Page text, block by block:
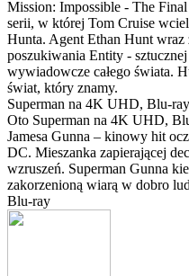
Mission: Impossible - The
serii, w której Tom Cruise
Hunta. Agent Ethan Hunt wraz
poszukiwania Entity -
wywiadowcze całego świata.
świat, który znamy.
Superman na 4K UHD, Blu-
Oto Superman na 4K UHD,
Jamesa Gunna – kinowy hit
DC. Mieszanka zapierającej
wzruszeń. Superman Gunna
zakorzenioną wiarą w dobro
Blu-ray